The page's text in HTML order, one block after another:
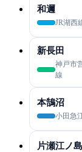
和邇
JR湖西
新長田
神戸市
線
本鵠沼
小田急
片瀬江ノ島